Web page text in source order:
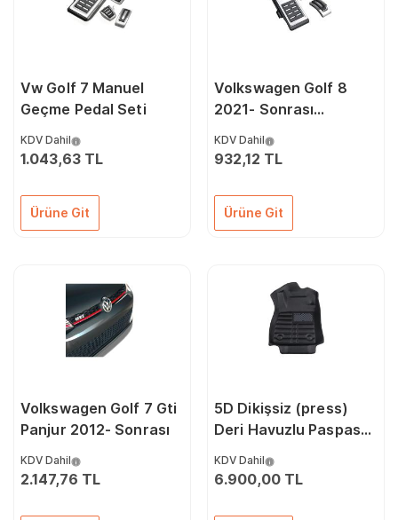
Vw Golf 7 Manuel
Geçme Pedal Seti
KDV Dahil
1.043,63 TL
Ürüne Git
Volkswagen Golf 8
2021- Sonrası
Krom
KDV Dahil
932,12 TL
Ürüne Git
Volkswagen Golf 7 Gti
Panjur 2012- Sonrası
KDV Dahil
2.147,76 TL
5D Dikişsiz (press)
Deri Havuzlu Paspas
2020-2025 ile uyumlu
KDV Dahil
6.900,00 TL